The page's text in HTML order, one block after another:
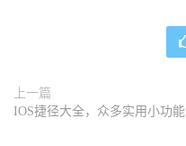
上一篇
IOS捷径大全，众多实用小功能